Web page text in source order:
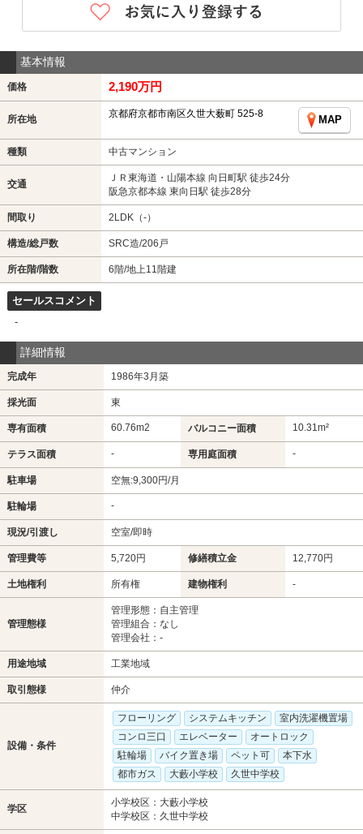
基本情報
価格 2,190万円
所在地 京都府京都市南区久世大薮町 525-8
MAP
種類 中古マンション
交通
ＪＲ東海道・山陽本線 向日町駅 徒歩24分
阪急京都本線 東向日駅 徒歩28分
間取り 2LDK（-）
構造/総戸数 SRC造/206戸
所在階/階数 6階/地上11階建
セールスコメント
-
詳細情報
完成年 1986年3月築
採光面 東
専有面積 60.76m2 バルコニー面積 10.31m²
テラス面積 - 専用庭面積 -
駐車場 空無:9,300円/月
駐輪場 -
現況/引渡し 空室/即時
管理費等 5,720円 修繕積立金 12,770円
土地権利 所有権 建物権利 -
管理態様
管理形態：自主管理
管理組合：なし
管理会社：-
用途地域 工業地域
取引態様 仲介
設備・条件
フローリング システムキッチン
室内洗濯機置場
コンロ三口
エレベーター
オートロック
駐輪場
バイク置き場 ペット可
本下水
都市ガス
大藪小学校 久世中学校
学区
小学校区：大藪小学校
中学校区：久世中学校